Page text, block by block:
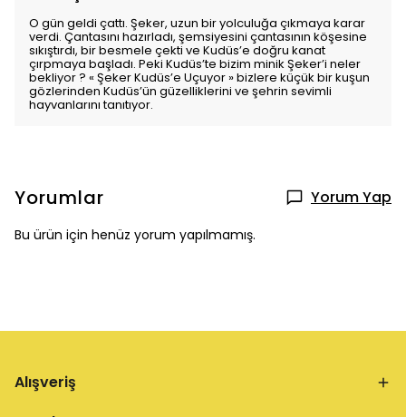
O gün geldi çattı. Şeker, uzun bir yolculuğa çıkmaya karar
verdi. Çantasını hazırladı, şemsiyesini çantasının köşesine
sıkıştırdı, bir besmele çekti ve Kudüs’e doğru kanat
çırpmaya başladı. Peki Kudüs’te bizim minik Şeker’i neler
bekliyor ? « Şeker Kudüs’e Uçuyor » bizlere küçük bir kuşun
gözlerinden Kudüs’ün güzelliklerini ve şehrin sevimli
hayvanlarını tanıtıyor.
Yorumlar Yorum Yap
Bu ürün için henüz yorum yapılmamış.
Alışveriş